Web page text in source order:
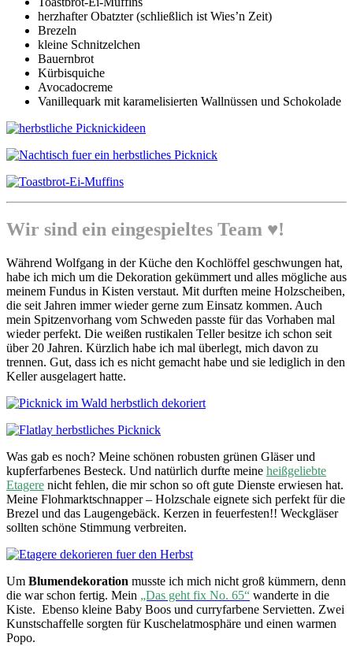
herzhafter Obatzter (schließlich ist Wies’n Zeit)
Brezeln
kleine Schnitzelchen
Bauernbrot
Kürbisquiche
Avocadocreme
Vanillequark mit karamelisierten Wallnüssen und Schokolade
Wir sind ein eingespieltes Team ♥!
Während Wolfgang in der Küche den Kochlöffel geschwungen hat,
habe ich mich um die Dekoration gekümmert und alles mögliche aus
meinem Fundus in Kisten verstaut. Mit durften meine Holzscheiben,
die seit Jahren immer wieder gerne zum Einsatz kommen. Auch
mein Spitzenvorhang vom Schweden passte für das Vorhaben mal
wieder perfekt. Die weißen rustikalen Teller besitze ich schon seit
über 20 Jahren. Kürzlich habe ich mal überlegt, mich davon zu
trennen. Gut, dass ich es nicht gemacht habe und sie lediglich in den
Keller ausgelagert hatte.
Was gab es noch? Meine schönen robusten grünen Gläser und
kupferfarbenes Besteck. Und natürlich durfte meine heißgeliebte
Etagere nicht fehlen, die mir schon so oft gute Dienste erwiesen hat.
Meine Flohmarktschnapper – Holzschale eignete sich perfekt für die
Brezel und das Laugengebäck. Kerzen in feuerfesten!! Weckgläser
sollten schöne Stimmung verbreiten.
Um Blumendekoration musste ich mich nicht groß kümmern, denn
die war schon fertig. Mein „Das geht fix No. 65“ wanderte in die
Kiste. Ebenso kleine Baby Boos und curryfarbene Servietten. Zwei
Kunstschaffelle sorgten für Kuschelatmosphäre und einen warmen
Popo.